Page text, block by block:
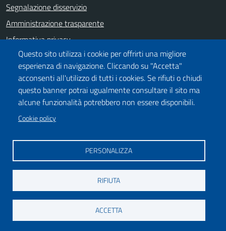
Questo sito utilizza i cookie per offrirti una migliore
esperienza di navigazione. Cliccando su "Accetta"
acconsenti all'utilizzo di tutti i cookies. Se rifiuti o chiudi
questo banner potrai ugualmente consultare il sito ma
alcune funzionalità potrebbero non essere disponibili.
Cookie policy
PERSONALIZZA
RIFIUTA
ACCETTA
Segnalazione disservizio
Amministrazione trasparente
Informativa privacy
Prenotazione appuntamento
Note legali
Dichiarazione di accessibilità
SEGUICI SU
Collegamento a Facebook
Collegamento alla pagina di youtube
Collegamento a Istagram
Mappa del sito
Piano di miglioramento del sito
Accesso riservato ai dipendenti del Comune